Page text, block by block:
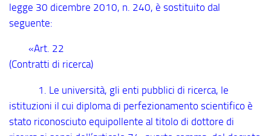
legge 30 dicembre 2010, n. 240, è sostituito dal
seguente:
«Art. 22
(Contratti di ricerca)
1. Le università, gli enti pubblici di ricerca, le
istituzioni il cui diploma di perfezionamento scientifico è
stato riconosciuto equipollente al titolo di dottore di